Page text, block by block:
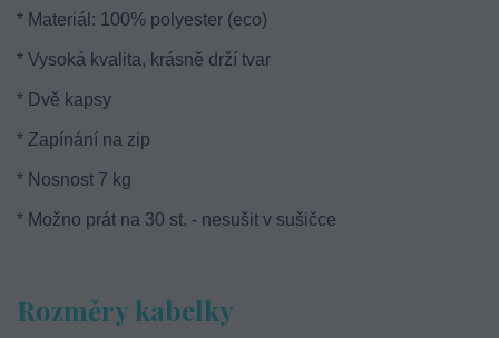
* Materiál: 100% polyester (eco)
* Vysoká kvalita, krásně drží tvar
* Dvě kapsy
* Zapínání na zip
* Nosnost 7 kg
* Možno prát na 30 st. - nesušit v sušičce
Rozměry kabelky